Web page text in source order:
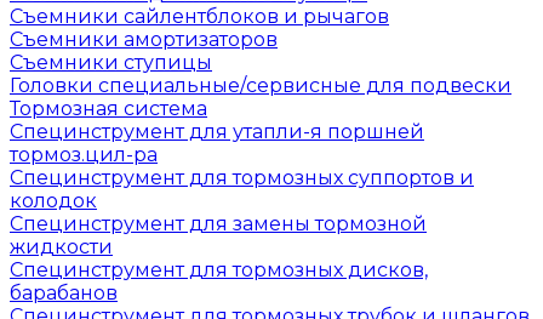
Съемники сайлентблоков и рычагов
Съемники амортизаторов
Съемники ступицы
Головки специальные/сервисные для подвески
Тормозная система
Специнструмент для утапли-я поршней
тормоз.цил-ра
Специнструмент для тормозных суппортов и
колодок
Специнструмент для замены тормозной
жидкости
Специнструмент для тормозных дисков,
барабанов